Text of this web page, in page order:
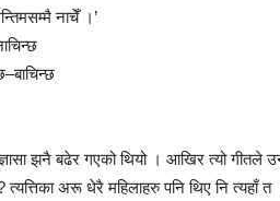
नाचेँ ।’
झनै बढेर गएको थियो । आखिर त्यो गीतले
अरू धेरै महिलाहरु पनि थिए नि त्यहाँ त